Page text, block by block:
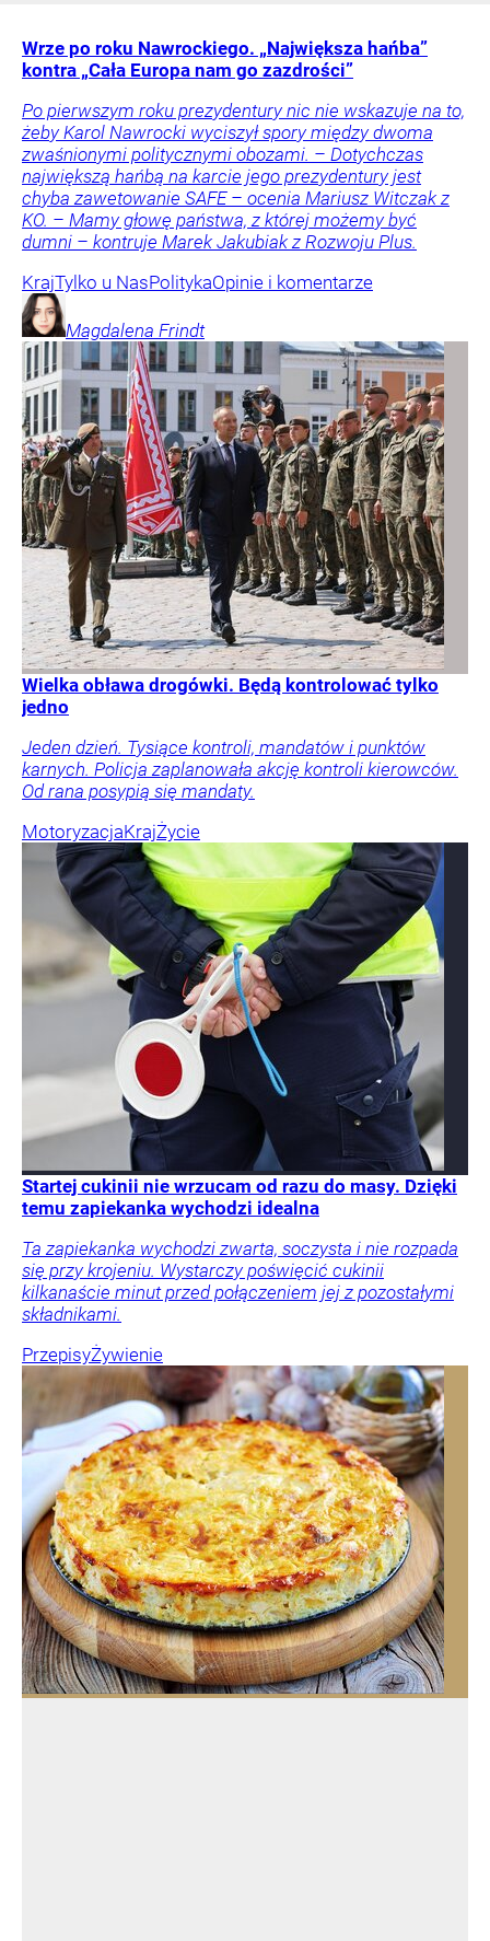
Wrze po roku Nawrockiego. „Największa hańba”
kontra „Cała Europa nam go zazdrości”
Po pierwszym roku prezydentury nic nie wskazuje na to,
żeby Karol Nawrocki wyciszył spory między dwoma
zwaśnionymi politycznymi obozami. – Dotychczas
największą hańbą na karcie jego prezydentury jest
chyba zawetowanie SAFE – ocenia Mariusz Witczak z
KO. – Mamy głowę państwa, z której możemy być
dumni – kontruje Marek Jakubiak z Rozwoju Plus.
KrajTylko u NasPolitykaOpinie i komentarze
Magdalena Frindt
Wielka obława drogówki. Będą kontrolować tylko
jedno
Jeden dzień. Tysiące kontroli, mandatów i punktów
karnych. Policja zaplanowała akcję kontroli kierowców.
Od rana posypią się mandaty.
MotoryzacjaKrajŻycie
Startej cukinii nie wrzucam od razu do masy. Dzięki
temu zapiekanka wychodzi idealna
Ta zapiekanka wychodzi zwarta, soczysta i nie rozpada
się przy krojeniu. Wystarczy poświęcić cukinii
kilkanaście minut przed połączeniem jej z pozostałymi
składnikami.
PrzepisyŻywienie